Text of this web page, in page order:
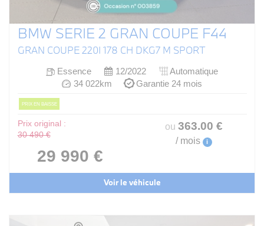
BMW SERIE 2 GRAN COUPE F44
GRAN COUPE 220I 178 CH DKG7 M SPORT
Essence 12/2022
Automatique
34 022km
Garantie 24 mois
PRIX EN BAISSE
Prix original :
30 490 €
29 990 €
ou 363.00 €
/ mois i
Voir le véhicule